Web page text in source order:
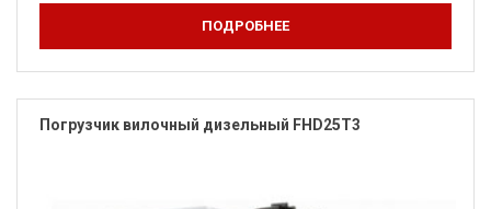
ПОДРОБНЕЕ
Погрузчик вилочный дизельный FHD25T3